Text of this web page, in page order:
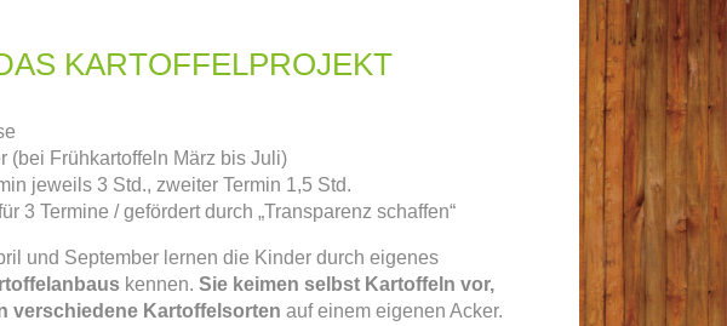
KARTOFFELPROJEKT
(bei Frühkartoffeln März bis Juli)
jeweils 3 Std., zweiter Termin 1,5 Std.
3 Termine / gefördert durch „Transparenz schaffen“
und September lernen die Kinder durch eigenes
kennen. Sie keimen selbst Kartoffeln vor,
verschiedene Kartoffelsorten auf einem eigenen Acker.